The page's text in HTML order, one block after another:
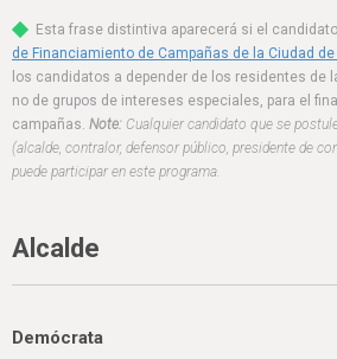
e
h
e
r
Esta frase distintiva aparecerá si el
de Financiamiento de Campañas de la Ciudad de
los candidatos a depender de los residentes de
no de grupos de intereses especiales, para el
campañas. Note: Cualquier candidato que se
(alcalde, contralor, defensor público, presidente de
puede participar en este programa.
Alcalde
Demócrata